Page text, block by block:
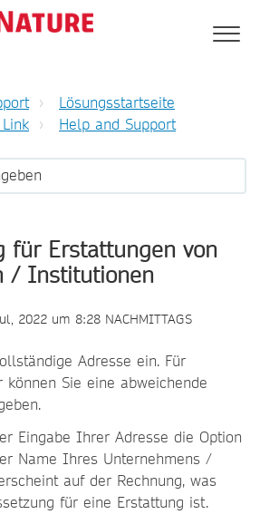
Lösungsstartseite
Help and Support
für Erstattungen von
/ Institutionen
2022 um 8:28 NACHMITTAGS
Adresse ein. Für
können Sie eine abweichende
Eingabe Ihrer Adresse die Option
Name Ihres Unternehmens /
auf der Rechnung, was
für eine Erstattung ist.